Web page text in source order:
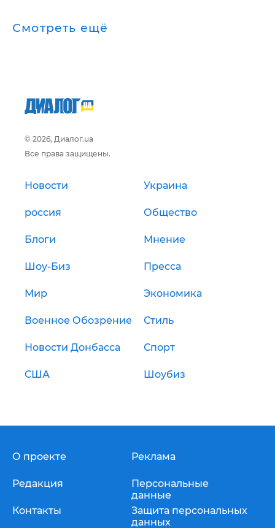
Смотреть ещё
© 2026, Диалог.ua
Все права защищены.
Новости Украина
россия Общество
Блоги Мнение
Шоу-Биз Пресса
Мир Экономика
Военное Обозрение Стиль
Новости Донбасса Спорт
США Шоубиз
О проекте
Редакция
Контакты
Реклама
Персональные
данные
Защита персональных
данных